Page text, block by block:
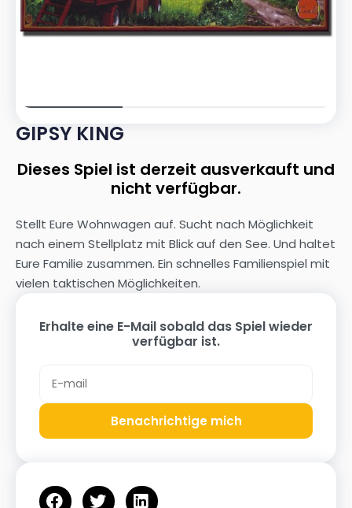
GIPSY KING
Dieses Spiel ist derzeit ausverkauft und
nicht verfügbar.
Stellt Eure Wohnwagen auf. Sucht nach Möglichkeit
nach einem Stellplatz mit Blick auf den See. Und haltet
Eure Familie zusammen. Ein schnelles Familienspiel mit
vielen taktischen Möglichkeiten.
Erhalte eine E-Mail sobald das Spiel wieder
verfügbar ist.
Benachrichtige mich